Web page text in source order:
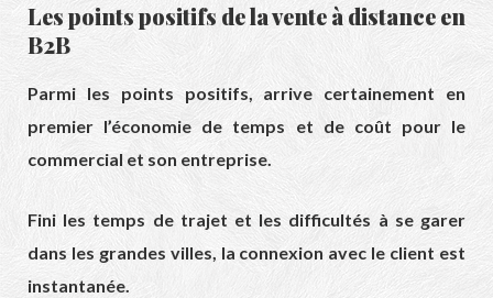
Les points positifs de lavente à distance en
B2B
Parmi les points positifs, arrive certainement en
premier l’économie de temps et de coût pour le
commercial et son entreprise.
Fini les temps de trajet et les difficultés à se garer
dans les grandes villes, la connexion avec le client est
instantanée.